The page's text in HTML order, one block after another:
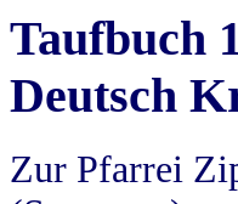
Taufbuch
Deutsch
Zur Pfarrei